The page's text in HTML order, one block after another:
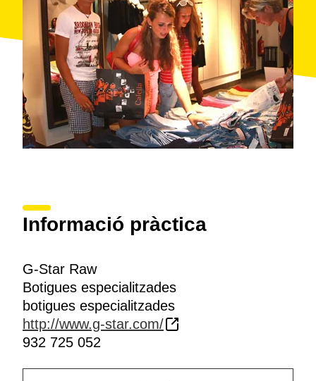
Informació pràctica
G-Star Raw
Botigues especialitzades
botigues especialitzades
http://www.g-star.com/
932 725 052